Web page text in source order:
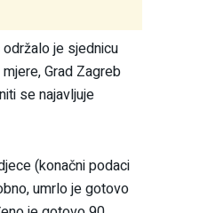
je sjednicu
Grad Zagreb
se najavljuje
(konačni podaci
umrlo je gotovo